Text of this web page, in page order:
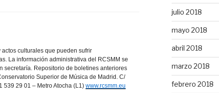
culturales que pueden sufrir
La información administrativa del RCSMM se
secretaría. Repositorio de boletines anteriores
Superior de Música de Madrid. C/
539 29 01 – Metro Atocha (L1)www.rcsmm.eu
julio 2018
mayo 2018
abril 2018
marzo 2018
febrero 2018